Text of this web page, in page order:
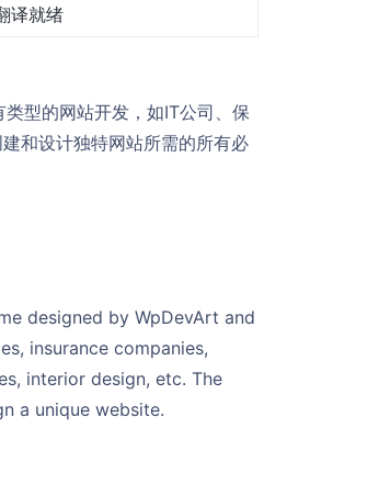
译就绪
型的网站开发，如IT公司、保
和设计独特网站所需的所有必
designed by WpDevArt and
insurance companies,
interior design, etc. The
a unique website.